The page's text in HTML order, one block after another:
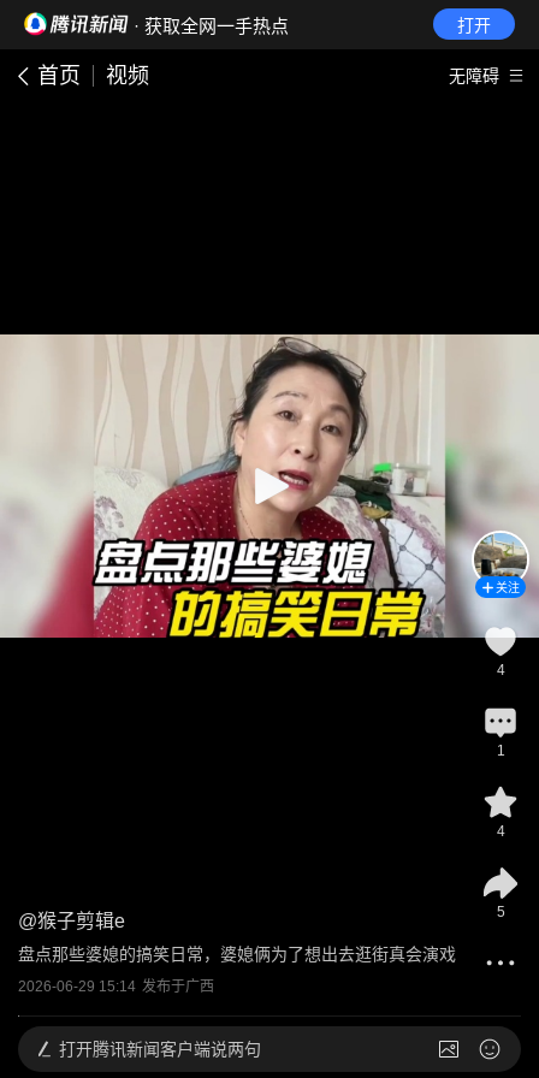
· 获取全网一手热点 打开
首页 视频 无障碍
@猴子剪辑e
盘点那些婆媳的搞笑日常，婆媳俩为了想出去逛街真会演戏
2026-06-29 15:14 发布于广西
关注
4
1
4
5
打开腾讯新闻客户端说两句